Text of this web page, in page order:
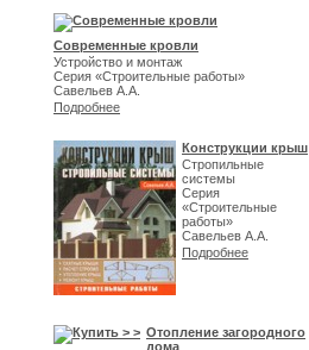
Современные кровли
Устройство и монтаж
Серия «Строительные работы»
Савельев А.А.
Подробнее
Конструкции крыш
Стропильные
системы
Серия
«Строительные
работы»
Савельев А.А.
Подробнее
Отопление загородного
дома